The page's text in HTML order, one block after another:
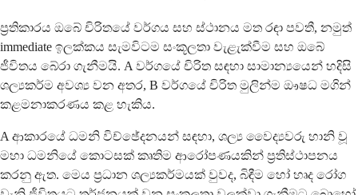
ප්‍රතිකාරය ඔබේ චිරිතයේ වර්ගය සහ ස්ථානය මත රඳා පවතී, නමුත්
immediate ඉලක්කය සැමවිටම සංකූලතා වැළැක්වීම සහ ඔබේ
ජීවිතය බේරා ගැනීමයි. A වර්ගයේ චිරිත සඳහා සාමාන්‍යයෙන් හදිසි
ශල්‍යකර්ම අවශ්‍ය වන අතර, B වර්ගයේ චිරිත මුලින්ම ඖෂධ මගින්
කළමනාකරණය කළ හැකිය.
A ආකාරයේ ධමනි විච්ඡේදනයන් සඳහා, ශල්‍ය වෛද්‍යවරු හානි වූ
මහා ධමනියේ කොටසක් කෘතිම ආරෝපණයකින් ප්‍රතිස්ථාපනය
කරනු ඇත. මෙය ප්‍රධාන ශල්‍යකර්මයක් වුවද, බිඳීම හෝ හෘද රෝග